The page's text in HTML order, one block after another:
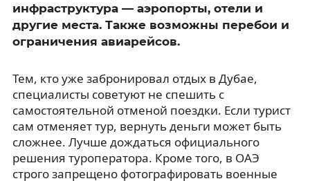
инфраструктура — аэропорты, отели и
другие места. Также возможны перебои и
ограничения авиарейсов.
Тем, кто уже забронировал отдых в Дубае,
специалисты советуют не спешить с
самостоятельной отменой поездки. Если турист
сам отменяет тур, вернуть деньги может быть
сложнее. Лучше дождаться официального
решения туроператора. Кроме того, в ОАЭ
строго запрещено фотографировать военные